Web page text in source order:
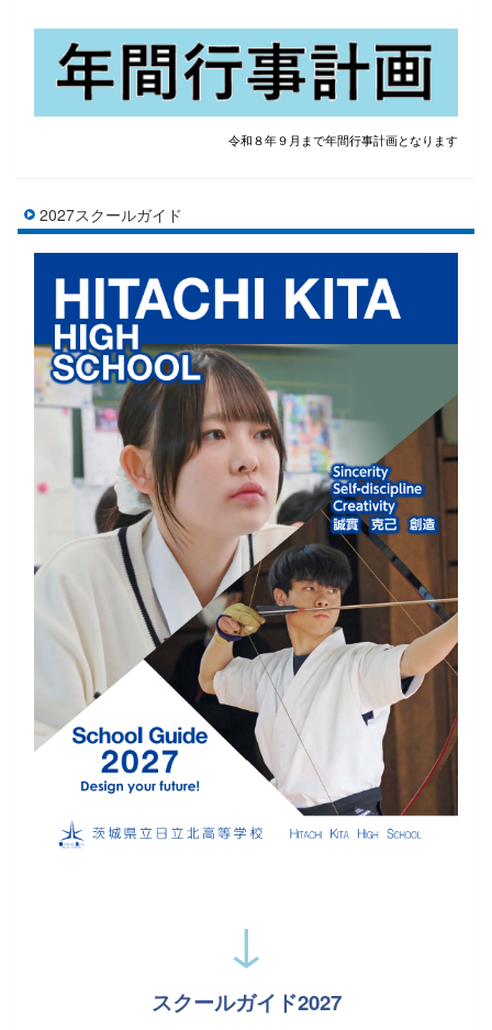
令和８年９月まで年間行事計画となります
2027スクールガイド
↓
スクールガイド2027